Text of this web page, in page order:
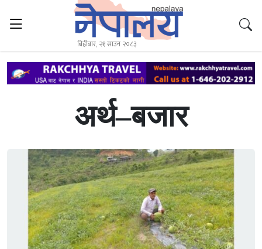
बिहीबार, २१ साउन २०८३
अर्थ–बजार